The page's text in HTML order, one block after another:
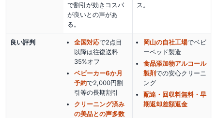
で割引が効きコスパ
が良いとの声があ
る。
ス。
良い評判 全国対応で2点目
以降は往復送料
35%オフ
ベビーカー6か月
予約で2,000円割
引等の長期割引
クリーニング済み
の美品との声多数
岡山の自社工場でベビ
ーベッド製造
食品添加物アルコール
製剤での安心クリーニ
ング
配達・回収料無料・早
期返却差額返金